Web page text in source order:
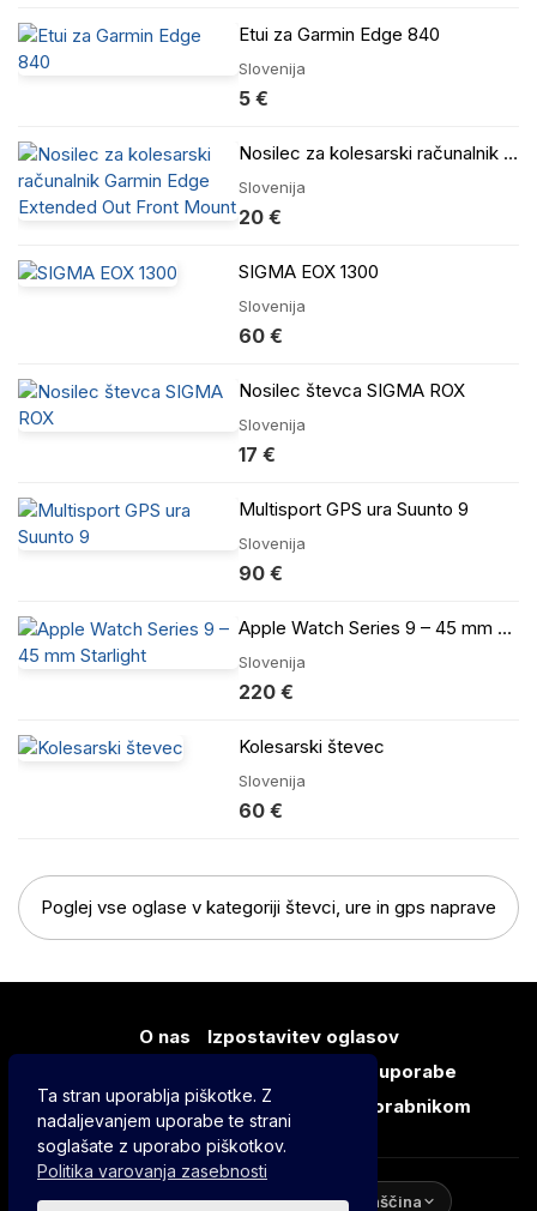
Ta stran uporablja piškotke. Z
nadaljevanjem uporabe te strani
soglašate z uporabo piškotkov.
Politika varovanja zasebnosti
Etui za Garmin Edge 840
Slovenija
5 €
Nosilec za kolesarski računalnik Garmin Edge Extended Out Front Mount
Slovenija
20 €
SIGMA EOX 1300
Slovenija
60 €
Nosilec števca SIGMA ROX
Slovenija
17 €
Multisport GPS ura Suunto 9
Slovenija
90 €
Apple Watch Series 9 – 45 mm Starlight
Slovenija
220 €
Kolesarski števec
Slovenija
60 €
Poglej vse oglase v kategoriji števci, ure in gps naprave
O nas
Izpostavitev oglasov
Pogoji uporabe
Varovanje zasebnosti
Pomoč uporabnikom
Svetlo Temno Slovenščina